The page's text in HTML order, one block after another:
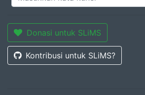
Donasi untuk SLiMS
Kontribusi untuk SLiMS?